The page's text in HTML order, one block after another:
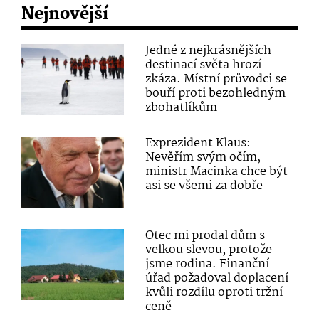
Nejnovější
Jedné z nejkrásnějších
destinací světa hrozí
zkáza. Místní průvodci se
bouří proti bezohledným
zbohatlíkům
Exprezident Klaus:
Nevěřím svým očím,
ministr Macinka chce být
asi se všemi za dobře
Otec mi prodal dům s
velkou slevou, protože
jsme rodina. Finanční
úřad požadoval doplacení
kvůli rozdílu oproti tržní
ceně